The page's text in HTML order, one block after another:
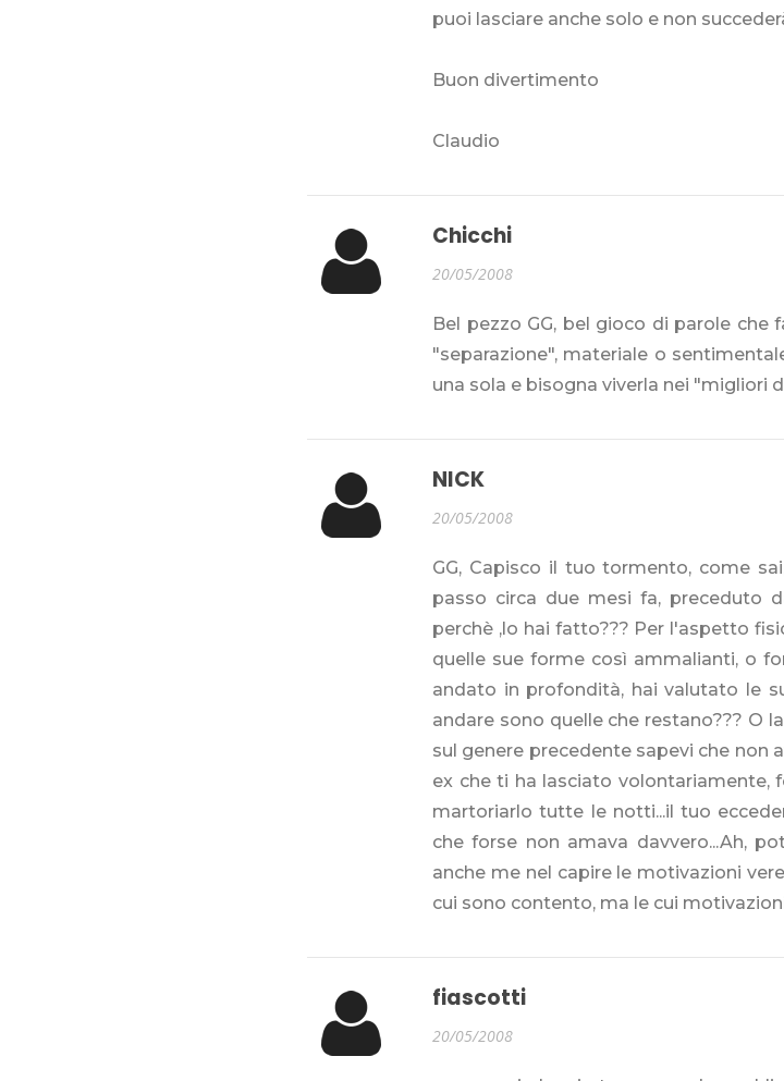
puoi lasciare anche solo e non
Buon divertimento
Claudio
Chicchi
20/05/2008
Bel pezzo GG, bel gioco di parole
"separazione", materiale o
una sola e bisogna viverla nei "migliori
NICK
20/05/2008
GG, Capisco il tuo tormento, come
passo circa due mesi fa, preceduto
perchè ,lo hai fatto??? Per l'aspetto
quelle sue forme così ammalianti, o
andato in profondità, hai valutato le
andare sono quelle che restano??? O
sul genere precedente sapevi che non
ex che ti ha lasciato volontariamente,
martoriarlo tutte le notti...il tuo
che forse non amava davvero...Ah,
anche me nel capire le motivazioni
cui sono contento, ma le cui
fiascotti
20/05/2008